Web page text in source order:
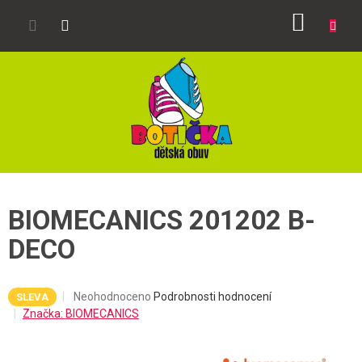
BIOMECANICS 201202 B-
DECO
SLEVA
Průměrné
hodnocení
Neohodnoceno Podrobnosti hodnocení
Značka: BIOMECANICS